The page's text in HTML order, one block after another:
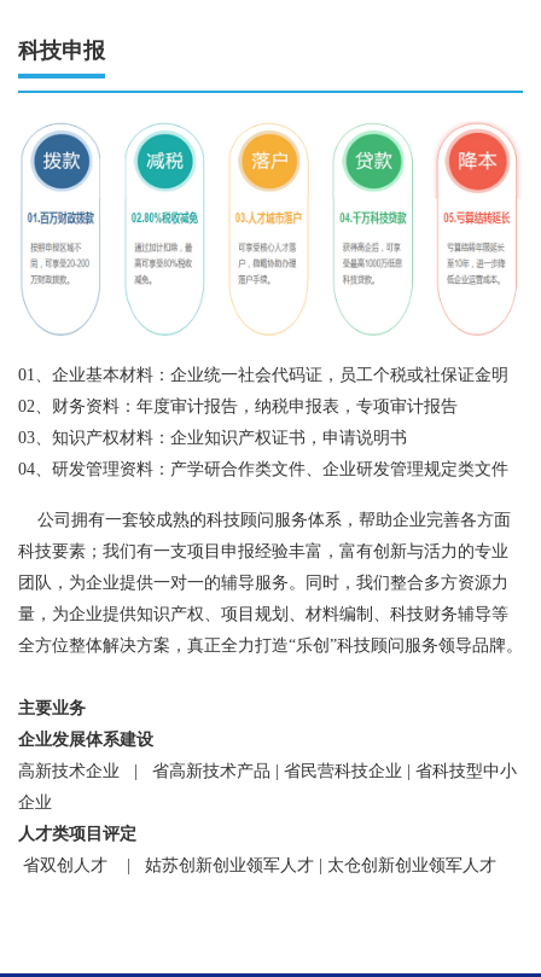
科技申报
01、企业基本材料：企业统一社会代码证，员工个税或社保证金明
02、财务资料：年度审计报告，纳税申报表，专项审计报告
03、知识产权材料：企业知识产权证书，申请说明书
04、研发管理资料：产学研合作类文件、企业研发管理规定类文件
公司拥有一套较成熟的科技顾问服务体系，帮助企业完善各方面
科技要素；我们有一支项目申报经验丰富，富有创新与活力的专业
团队，为企业提供一对一的辅导服务。同时，我们整合多方资源力
量，为企业提供知识产权、项目规划、材料编制、科技财务辅导等
全方位整体解决方案，真正全力打造“乐创”科技顾问服务领导品牌。
主要业务
企业发展体系建设
高新技术企业 | 省高新技术产品 | 省民营科技企业 | 省科技型中小
企业
人才类项目评定
省双创人才 | 姑苏创新创业领军人才 | 太仓创新创业领军人才